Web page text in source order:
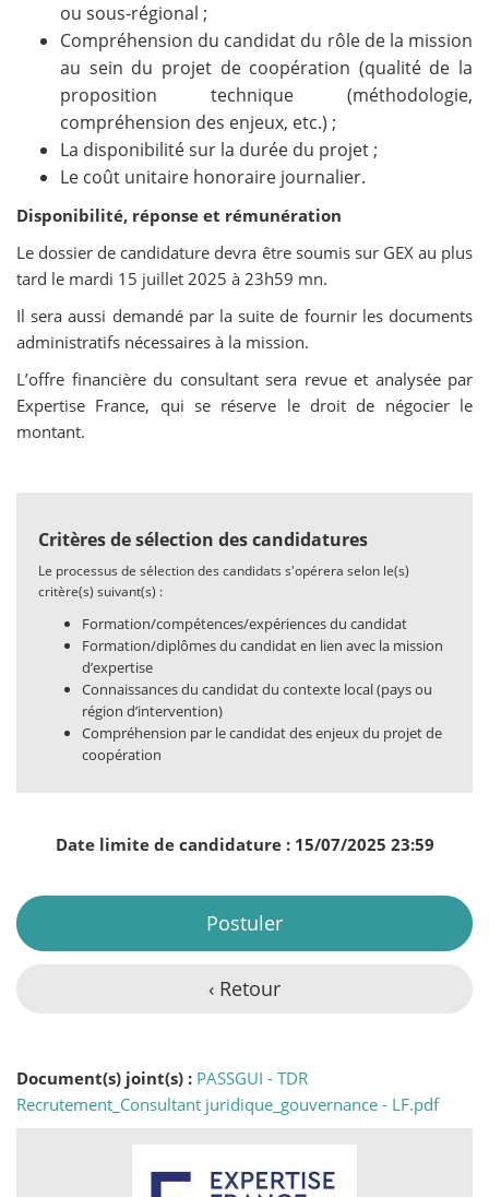
ou sous-régional ;
Compréhension du candidat du rôle de la mission
au sein du projet de coopération (qualité de la
proposition technique (méthodologie,
compréhension des enjeux, etc.) ;
La disponibilité sur la durée du projet ;
Le coût unitaire honoraire journalier.
Disponibilité, réponse et rémunération
Le dossier de candidature devra être soumis sur GEX au plus
tard le mardi 15 juillet 2025 à 23h59 mn.
Il sera aussi demandé par la suite de fournir les documents
administratifs nécessaires à la mission.
L’offre financière du consultant sera revue et analysée par
Expertise France, qui se réserve le droit de négocier le
montant.
Critères de sélection des candidatures
Le processus de sélection des candidats s'opérera selon le(s)
critère(s) suivant(s) :
Formation/compétences/expériences du candidat
Formation/diplômes du candidat en lien avec la mission
d’expertise
Connaissances du candidat du contexte local (pays ou
région d’intervention)
Compréhension par le candidat des enjeux du projet de
coopération
Date limite de candidature : 15/07/2025 23:59
Postuler
‹ Retour
Document(s) joint(s) : PASSGUI - TDR
Recrutement_Consultant juridique_gouvernance - LF.pdf